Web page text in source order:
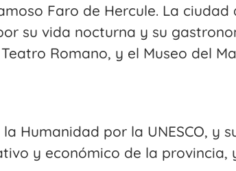
Faro de Hercule. La ciudad
su vida nocturna y su
Romano, y el Museo del
Humanidad por la UNESCO, y
y económico de la provincia,